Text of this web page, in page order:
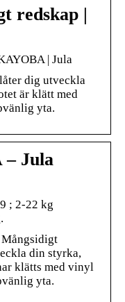
redskap |
| Jula
dig utveckla
är klätt med
yta.
Jula
; 2-22 kg
din styrka,
klätts med vinyl
yta.